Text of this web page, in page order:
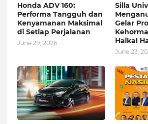
Honda ADV 160:
Performa Tangguh dan
Kenyamanan Maksimal
di Setiap Perjalanan
June 29, 2026
Silla
Gelar
Haikal
June 23,